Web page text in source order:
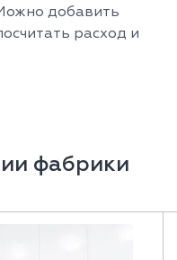
добавить
расход и
фабрики